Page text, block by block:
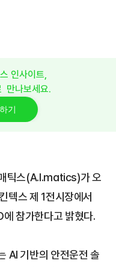
인사이트,
나보세요.
기
틱스(A.I.matics)가 오
텍스 제 1전시장에서
참가한다고 밝혔다.
AI 기반의 안전운전 솔